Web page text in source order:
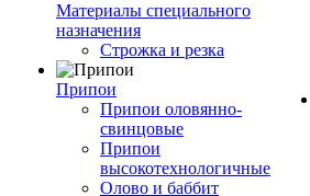
Материалы специального
назначения
Строжка и резка
Припои
Припои оловянно-
свинцовые
Припои
высокотехнологичные
Олово и баббит